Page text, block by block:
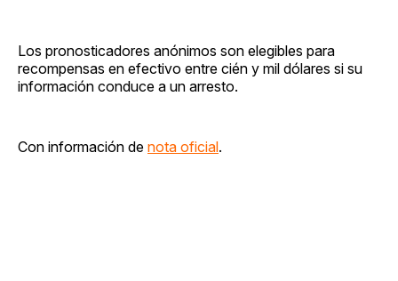
Los pronosticadores anónimos son elegibles para
recompensas en efectivo entre cién y mil dólares si su
información conduce a un arresto.
Con información de nota oficial.